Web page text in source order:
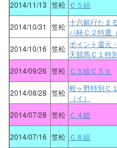
2014/11/13 笠松 Ｃ５組
2014/10/31 笠松 十六銀行たま
バ杯Ｃ２特選
2014/10/16 笠松 ポイント還元
天競馬Ｃ１特
2014/09/26 笠松 Ｃ５組Ｃ５ｂ
2014/08/28 笠松 蛭ヶ野特別Ｃ１
（イ）
2014/07/28 笠松 Ｃ４組
2014/07/16 笠松 Ｃ８組